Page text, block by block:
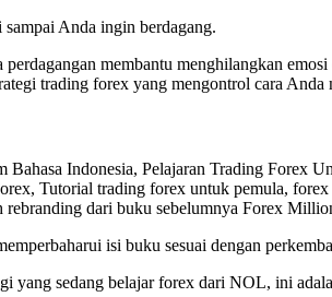
Anda ingin berdagang.
membantu menghilangkan
trading forex yang mengontrol cara Anda
Indonesia, Pelajaran Trading Forex
Tutorial trading forex untuk pemula,
dari buku sebelumnya Forex
isi buku sesuai dengan
yang sedang belajar forex dari NOL, ini